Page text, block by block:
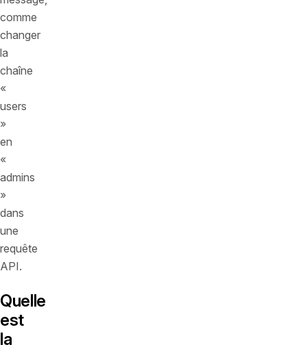
comme
changer
la
chaîne
«
users
»
en
«
admins
»
dans
une
requête
API.
Quelle
est
la